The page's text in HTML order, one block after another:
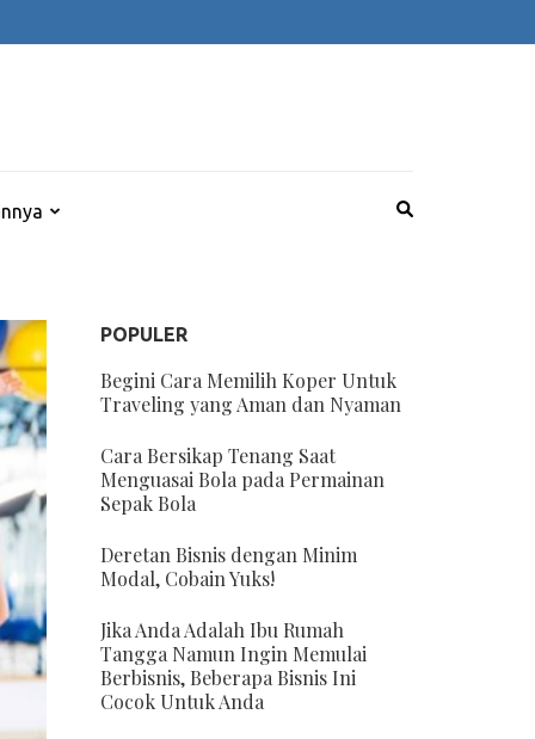
POPULER
Begini Cara Memilih Koper Untuk
Traveling yang Aman dan Nyaman
Cara Bersikap Tenang Saat
Menguasai Bola pada Permainan
Sepak Bola
Deretan Bisnis dengan Minim
Modal, Cobain Yuks!
Jika Anda Adalah Ibu Rumah
Tangga Namun Ingin Memulai
Berbisnis, Beberapa Bisnis Ini
Cocok Untuk Anda